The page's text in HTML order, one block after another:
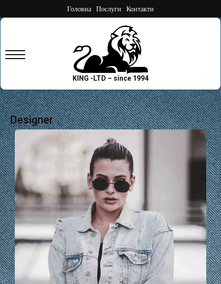
to
Головна Послуги Контакти
KING -LTD – since 1994
Primary
Designer